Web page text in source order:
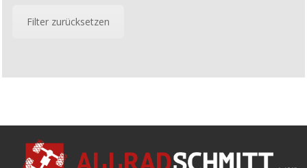
Filter zurücksetzen